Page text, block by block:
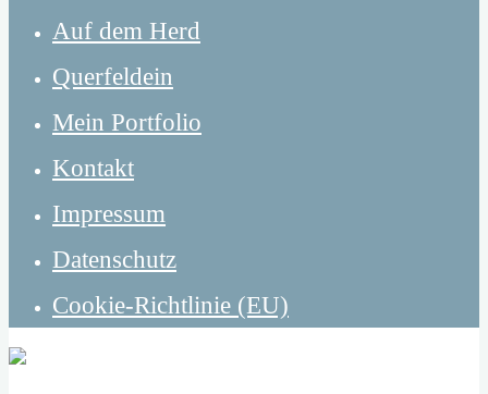
Auf dem Herd
Querfeldein
Mein Portfolio
Kontakt
Impressum
Datenschutz
Cookie-Richtlinie (EU)